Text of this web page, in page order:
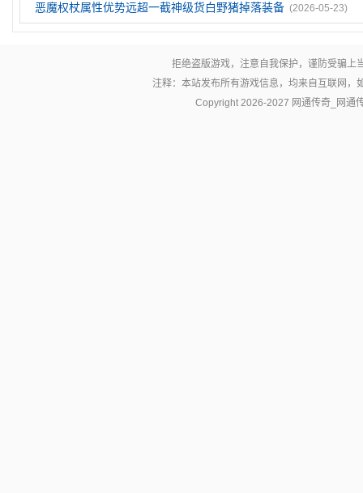
恶魔权杖属性优势远超一截神级货白野猪掉落装备 (2026-05-23)
拒绝盗版游戏，注意自我保护，谨防受骗上
注释：本站发布所有游戏信息，均来自互联网
Copyright 2026-2027 网通传奇_网通